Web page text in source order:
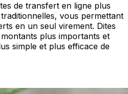
de transfert en ligne plus
vous permettant
en un seul virement. Dites
plus importants et
simple et plus efficace de